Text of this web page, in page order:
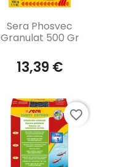
Aperçu rapide
Sera Phosvec
Granulat 500 Gr
13,39 €
favorite_border